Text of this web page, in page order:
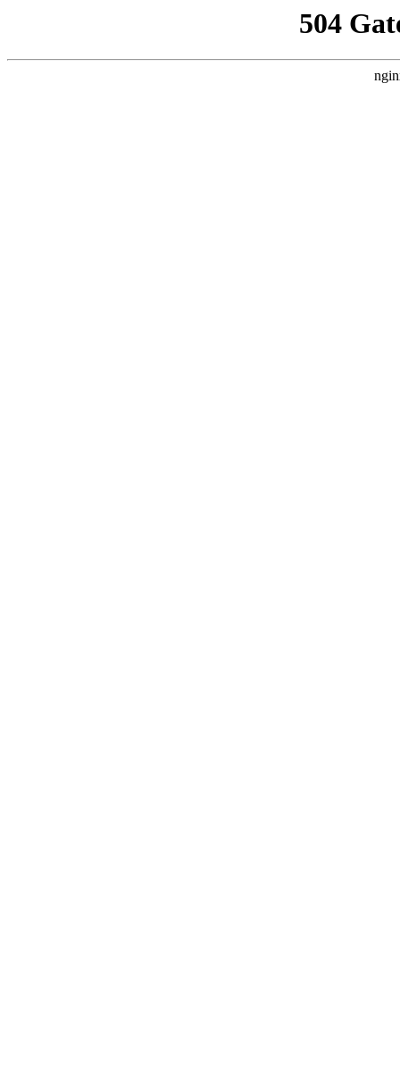
504